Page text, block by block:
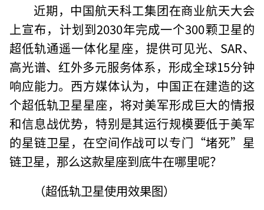
近期，中国航天科工集团在商业航天大会
上宣布，计划到2030年完成一个300颗卫星的
超低轨通遥一体化星座，提供可见光、SAR、
高光谱、红外多元服务体系，形成全球15分钟
响应能力。西方媒体认为，中国正在建造的这
个超低轨卫星星座，将对美军形成巨大的情报
和信息战优势，特别是其运行规模要低于美军
的星链卫星，在空间作战可以专门“堵死”星
链卫星，那么这款星座到底牛在哪里呢？
（超低轨卫星使用效果图）